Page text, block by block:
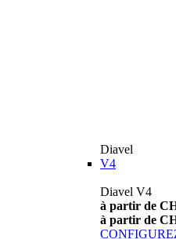
Diavel
V4
Diavel V4
à partir de
à partir de